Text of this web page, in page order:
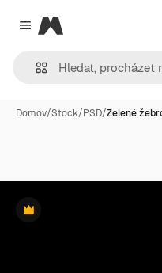
Close menu
Magnific
Domov/Stock/PSD/Zelené
Premium